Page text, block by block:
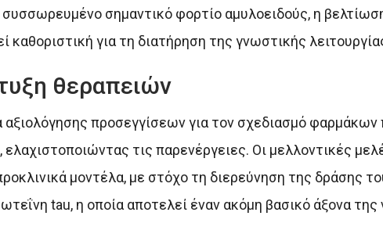
σημαντικό φορτίο αμυλοειδούς, η
για τη διατήρηση της γνωστικής
θεραπειών
αξιολόγησης προσεγγίσεων για τον σχεδιασμό φαρμάκων
τις παρενέργειες. Οι μελλοντικές
μοντέλα, με στόχο τη διερεύνηση της δράσης
tau, η οποία αποτελεί έναν ακόμη βασικό άξονα της